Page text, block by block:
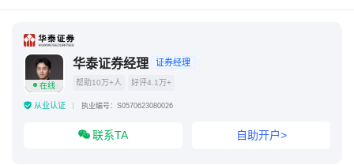
在线
华泰证券经理 证券经理
帮助10万+人 好评4.1万+
从业认证 执业编号：S0570623080026
联系TA 自助开户>